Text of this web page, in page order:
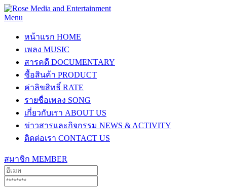
Menu
หน้าแรก HOME
เพลง MUSIC
สารคดี DOCUMENTARY
ซื้อสินค้า PRODUCT
ค่าลิขสิทธิ์ RATE
รายชื่อเพลง SONG
เกี่ยวกับเรา ABOUT US
ข่าวสารและกิจกรรม NEWS & ACTIVITY
ติดต่อเรา CONTACT US
สมาชิก MEMBER